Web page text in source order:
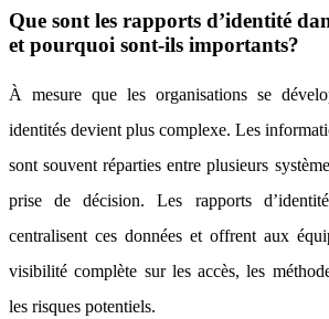
Que sont les rapports d’identité
et pourquoi sont-ils importants?
À mesure que les organisations se
identités devient plus complexe. Les
sont souvent réparties entre plusieurs
prise de décision. Les rapports
centralisent ces données et offrent aux
visibilité complète sur les accès, les
les risques potentiels.